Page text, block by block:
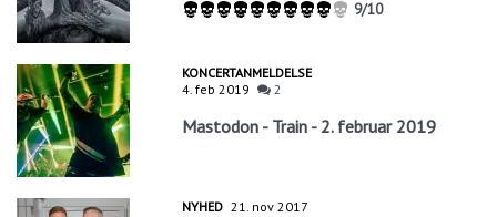
9/10
KONCERTANMELDELSE
4. feb 2019
2
Mastodon - Train - 2. februar 2019
NYHED 21. nov 2017